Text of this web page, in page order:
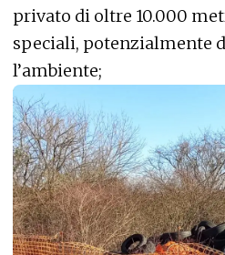
privato di oltre 10.000
speciali, potenzialmente
l’ambiente;